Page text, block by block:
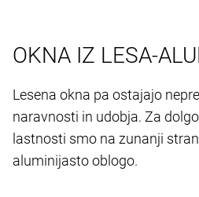
OKNA IZ LESA-
Lesena okna pa ostajajo
naravnosti in udobja. Za
lastnosti smo na zunanji
aluminijasto oblogo.